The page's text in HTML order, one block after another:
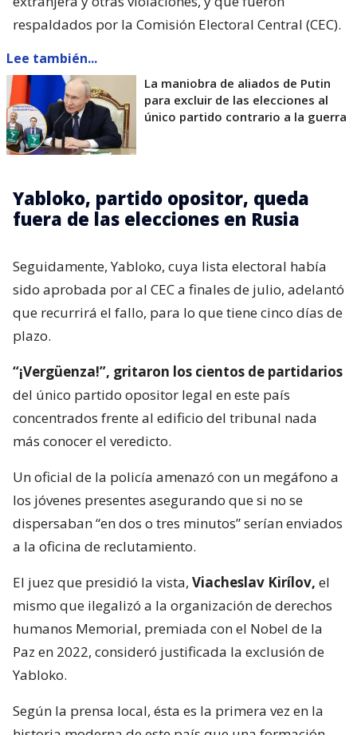
respaldados por la Comisión Electoral Central (CEC).
Lee también...
La maniobra de aliados de Putin
para excluir de las elecciones al
único partido contrario a la guerra
Yabloko, partido opositor, queda
fuera de las elecciones en Rusia
Seguidamente, Yabloko, cuya lista electoral había
sido aprobada por al CEC a finales de julio, adelantó
que recurrirá el fallo, para lo que tiene cinco días de
plazo.
“¡Vergüenza!”, gritaron los cientos de partidarios
del único partido opositor legal en este país
concentrados frente al edificio del tribunal nada
más conocer el veredicto.
Un oficial de la policía amenazó con un megáfono a
los jóvenes presentes asegurando que si no se
dispersaban “en dos o tres minutos” serían enviados
a la oficina de reclutamiento.
El juez que presidió la vista, Viacheslav Kirílov, el
mismo que ilegalizó a la organización de derechos
humanos Memorial, premiada con el Nobel de la
Paz en 2022, consideró justificada la exclusión de
Yabloko.
Según la prensa local, ésta es la primera vez en la